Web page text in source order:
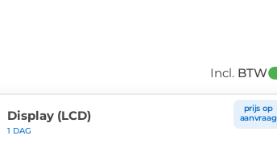
Incl. BTW
Display (LCD)
1 DAG
prijs op
aanvraag